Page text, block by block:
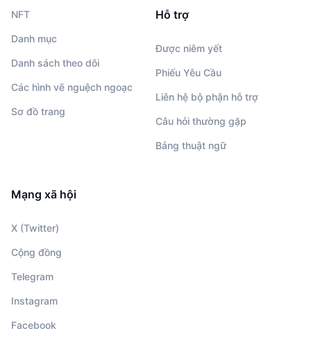
NFT
Danh mục
Danh sách theo dõi
Các hình vẽ nguệch ngoạc
Sơ đồ trang
Hỗ trợ
Được niêm yết
Phiếu Yêu Cầu
Liên hệ bộ phận hỗ trợ
Câu hỏi thường gặp
Bảng thuật ngữ
Mạng xã hội
X (Twitter)
Cộng đồng
Telegram
Instagram
Facebook